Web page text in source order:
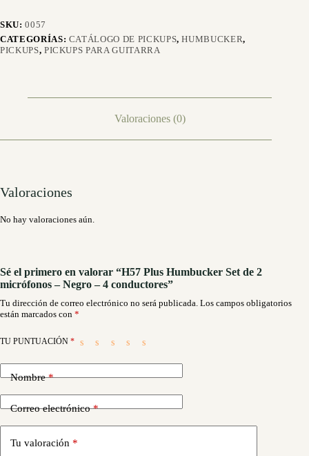
SKU:0057
CATEGORÍAS: CATÁLOGO DE PICKUPS,HUMBUCKER,
PICKUPS, PICKUPS PARA GUITARRA
Valoraciones (0)
Valoraciones
No hay valoraciones aún.
Sé el primero en valorar “H57 Plus Humbucker Set de 2
micrófonos – Negro – 4 conductores”
Tu dirección de correo electrónico no será publicada. Los campos obligatorios
están marcados con *
TU PUNTUACIÓN *
Nombre*
Correo electrónico*
Tu valoración *